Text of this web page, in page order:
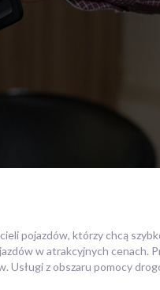
pojazdów, którzy chcą
w atrakcyjnych cenach.
z obszaru pomocy